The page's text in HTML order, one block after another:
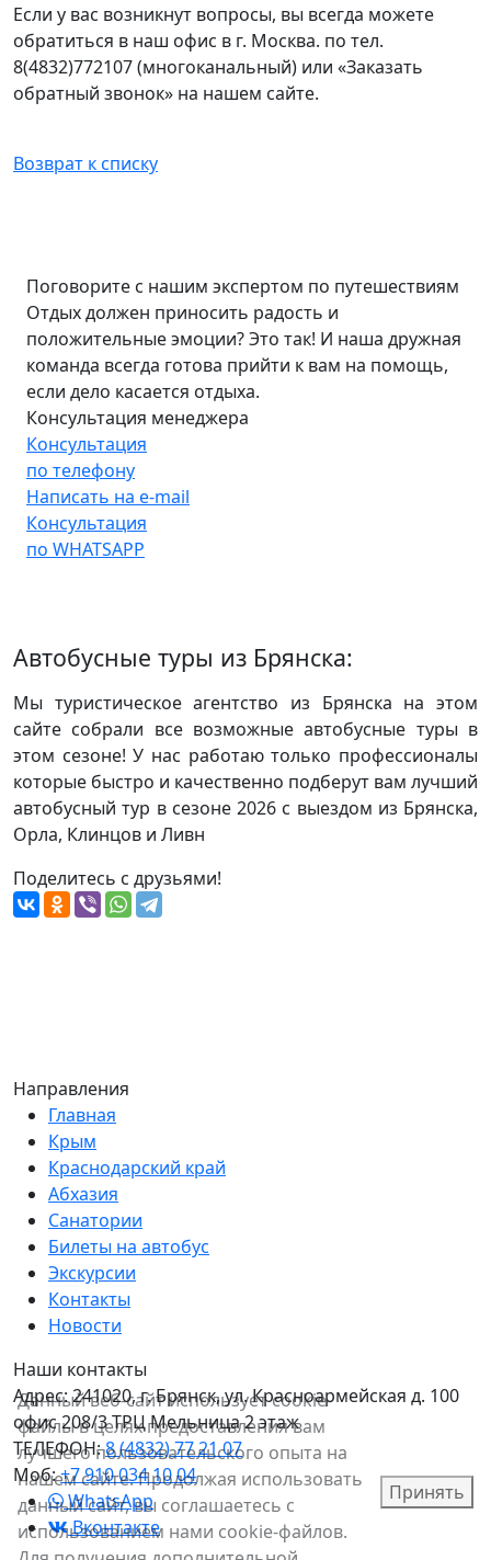
Если у вас возникнут вопросы, вы всегда можете
обратиться в наш офис в г. Москва. по тел.
8(4832)772107 (многоканальный) или «Заказать
обратный звонок» на нашем сайте.
Возврат к списку
Поговорите с нашим экспертом по путешествиям
Отдых должен приносить радость и
положительные эмоции? Это так! И наша дружная
команда всегда готова прийти к вам на помощь,
если дело касается отдыха.
Консультация менеджера
Консультация
по телефону
Написать на e-mail
Консультация
по WHATSAPP
Автобусные туры из Брянска:
Мы туристическое агентство из Брянска на этом
сайте собрали все возможные автобусные туры в
этом сезоне! У нас работаю только профессионалы
которые быстро и качественно подберут вам лучший
автобусный тур в сезоне 2026 с выездом из Брянска,
Орла, Клинцов и Ливн
Поделитесь с друзьями!
Направления
Главная
Крым
Краснодарский край
Абхазия
Санатории
Билеты на автобус
Экскурсии
Контакты
Новости
Наши контакты
Адрес:241020, г. Брянск, ул. Красноармейская д. 100
офис 208/3 ТРЦ Мельница 2 этаж
ТЕЛЕФОН:8 (4832) 77 21 07
Моб:+7 910 034 10 04
WhatsApp
Вконтакте
Данный веб-сайт использует cookie-
файлы в целях предоставления вам
лучшего пользовательского опыта на
нашем сайте. Продолжая использовать
данный сайт, вы соглашаетесь с
использованием нами cookie-файлов.
Принять